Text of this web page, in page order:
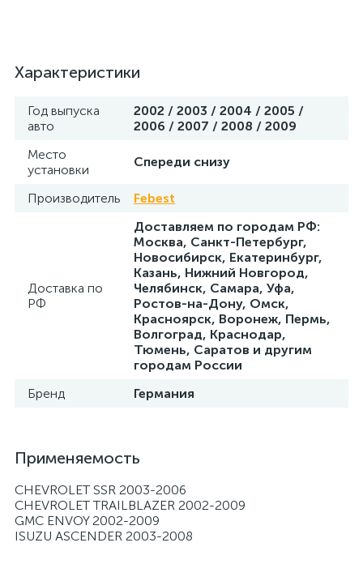
Характеристики
Год выпуска
авто
2002 / 2003 / 2004 / 2005 /
2006 / 2007 / 2008 / 2009
Место
установки
Спереди снизу
Производитель Febest
Доставка по
РФ
Доставляем по городам РФ:
Москва, Санкт-Петербург,
Новосибирск, Екатеринбург,
Казань, Нижний Новгород,
Челябинск, Самара, Уфа,
Ростов-на-Дону, Омск,
Красноярск, Воронеж, Пермь,
Волгоград, Краснодар,
Тюмень, Саратов и другим
городам России
Бренд
Германия
Применяемость
CHEVROLET SSR 2003-2006
CHEVROLET TRAILBLAZER 2002-2009
GMC ENVOY 2002-2009
ISUZU ASCENDER 2003-2008